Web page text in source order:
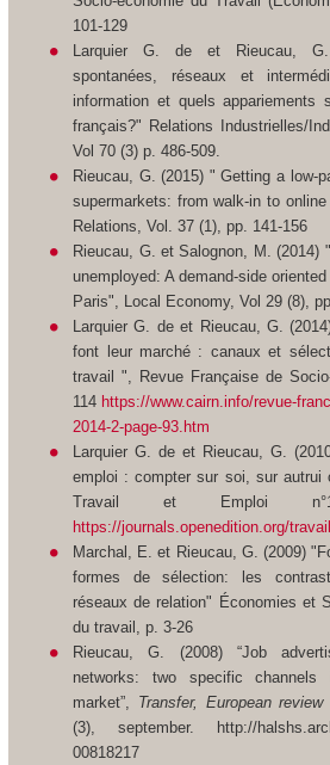
101-129
Larquier G. de et Rieucau, G.
spontanées, réseaux et
information et quels appariements
français?" Relations Industrielles/
Vol 70 (3) p. 486-509.
Rieucau, G. (2015) " Getting a low-
supermarkets: from walk-in to
Relations, Vol. 37 (1), pp. 141-156
Rieucau G. et Salognon, M. (2014)
unemployed: A demand-side
Paris",
Local Economy,Vol 29 (8),
Larquier G. de et Rieucau, G.
font leur marché : canaux et
travail ",
Revue Française de
114 https://www.cairn.info/revue-
2014-2-page-93.htm
Larquier G. de et Rieucau, G.
emploi : compter sur soi, sur autrui
Travail
et Emploi
https://journals.openedition.org/
Marchal, E. et Rieucau, G. (2009)
formes de sélection: les
réseaux de relation" Économies et
du travail,
p. 3-26
Rieucau, G. (2008) “Job
networks: two specific
market”, Transfer, European
(3), september. http://
00818217